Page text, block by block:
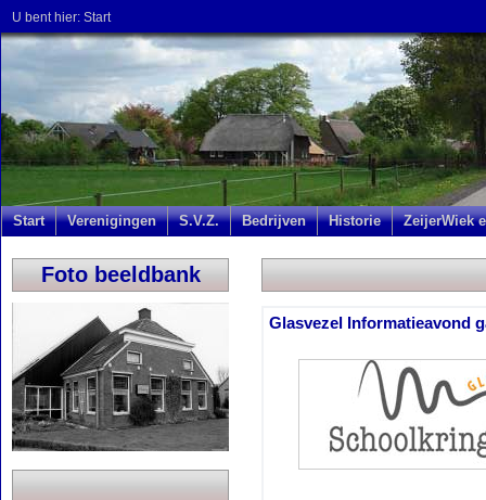
U bent hier: Start
Start Verenigingen S.V.Z. Bedrijven Historie ZeijerWiek
Foto beeldbank
Glasvezel Informatieavond